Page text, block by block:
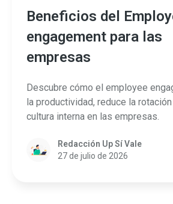
Beneficios del
engagement para las
empresas
Descubre cómo el employee
la productividad, reduce la
cultura interna en las empresas.
Redacción Up Sí Vale
27 de julio de 2026